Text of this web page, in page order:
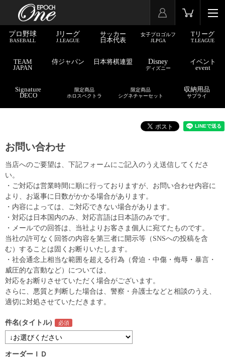
プロ野球
BASEBALL
Jリーグ
J.LEAGUE
サッカー
日本代表
女子プロゴルフ
JLPGA
Tリーグ
T.LEAGUE
TEAM
JAPAN
侍ジャパン 日本将棋連盟 Disney
ディズニー
イベント
event
Signature
DECO
限定商品
ホロスペクトラ
限定商品
シグネチャーセット
収納用品
サプライ
お問い合わせ
当店へのご要望は、下記フォームにご記入のうえ送信してくださ
い。
・ご対応は営業時間に順に行っておりますが、お問い合わせ内容に
より、お返事に日数がかかる場合があります。
・内容によっては、ご対応できない場合があります。
・対応は日本国内のみ、対応言語は日本語のみです。
・メールでの回答は、当社よりお客さま個人に宛てたものです。
当社の許可なく回答の内容を第三者に開示等（SNSへの投稿を含
む）することは固くお断りいたします。
・社会通念上相当な範囲を超える行為（脅迫・中傷・侮辱・暴言・
威圧的な言動など）については、
対応をお断りさせていただく場合がございます。
さらに、悪質と判断した場合は、警察・弁護士などと相談のうえ、
適切に対処させていただきます。
件名(タイトル)
オーダーＩＤ